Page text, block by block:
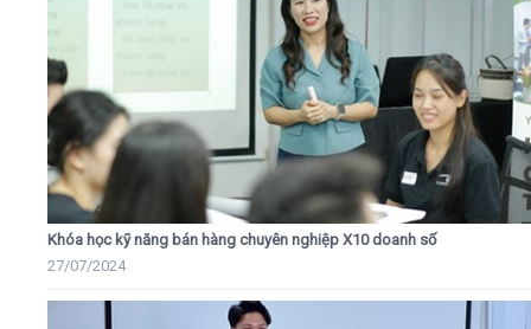
Khóa học kỹ năng bán hàng chuyên nghiệp X10 doanh số
27/07/2024